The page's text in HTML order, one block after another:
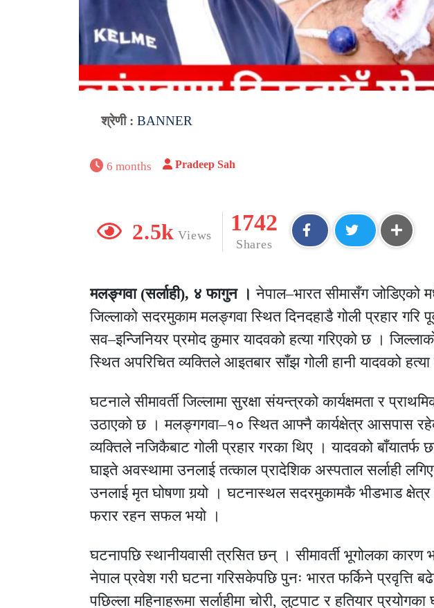
श्रेणी : BANNER
6 months Pradeep Sah
2.5k Views
1742
Shares
मलङ्गवा (सर्लाही), ४ फागुन । नेपाल–भारत सीमासँग जोडिएको
जिल्लाको सदरमुकाम मलङ्गवा स्थित दिनदहाडै गोली प्रहार गरि
सव–इन्जिनियर प्रमोद कुमार यादवको हत्या गरिएको छ ।
स्थित अपरिचित व्यक्तिले आइतबार साँझ गोली हानी यादवको
घटनाले सीमावर्ती जिल्लामा सुरक्षा संयन्त्रको कार्यक्षमता र
उठाएको छ । मलङ्गगवा–१० स्थित आफ्नै कार्यक्षेत्र आसपास
व्यक्तिले नजिकैबाट गोली प्रहार गरका थिए । यादवको बाँयातर्फ
घाइते अवस्थामा उनलाई तत्काल प्रादेशिक अस्पताल सर्लाही
उनलाई मृत घोषणा गर्‍यो । घटनास्थल सदरमुकामकै भीडभाड
फरार रहन सफल भयो ।
घटनापछि स्थानीयवासी त्रसित छन् । सीमावर्ती भूगोलका
नेपाल प्रवेश गरी घटना गरिसकेपछि पुनः भारत फर्किने प्रवृत्ति
पछिल्ला महिनाहरूमा सर्लाहीमा चोरी, लुटपाट र हतियार